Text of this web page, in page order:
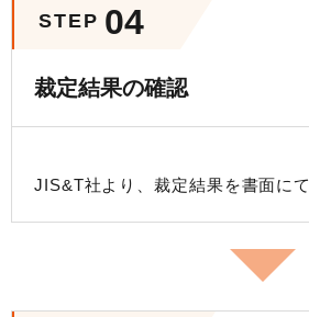
STEP 04
裁定結果の確認
JIS&T社より、裁定結果を書面に